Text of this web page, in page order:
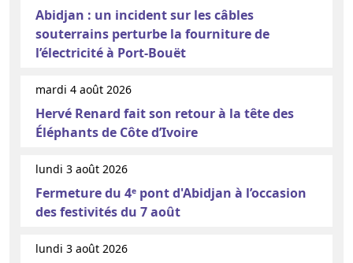
Abidjan : un incident sur les câbles
souterrains perturbe la fourniture de
l’électricité à Port-Bouët
mardi 4 août 2026
Hervé Renard fait son retour à la tête des
Éléphants de Côte d’Ivoire
lundi 3 août 2026
Fermeture du 4ᵉ pont d'Abidjan à l’occasion
des festivités du 7 août
lundi 3 août 2026